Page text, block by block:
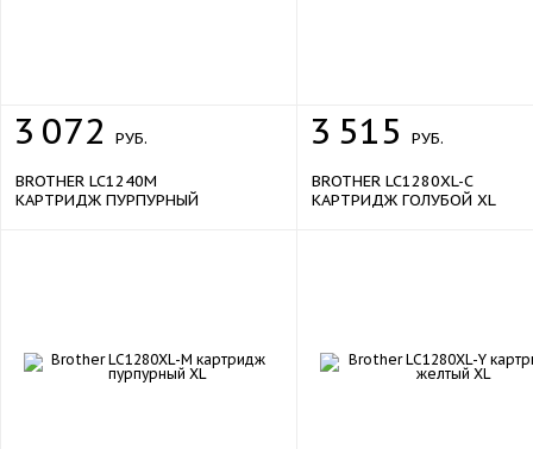
3 072 РУБ.
BROTHER LC1240M
КАРТРИДЖ ПУРПУРНЫЙ
3 515 РУБ.
BROTHER LC1280XL-C
КАРТРИДЖ ГОЛУБОЙ XL